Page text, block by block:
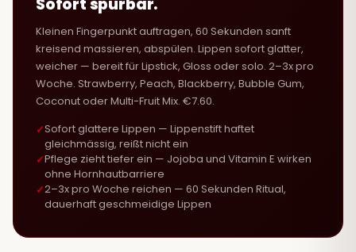
Sofort spürbar.
Kleinen Fingerpunkt auftragen, 60 Sekunden sanft
kreisend massieren, abspülen. Lippen sofort glatter,
weicher — bereit für Lipstick, Gloss oder solo. 2–3x pro
Woche. Strawberry, Peach, Blackberry, Bubble Gum,
Coconut oder Multi-Fruit Mix. €7.60.
Sofort glattere Lippen — Lippenstift haftet
gleichmässig, reißt nicht ein
Pflege zieht tiefer ein — Jojoba und Vitamin E wirken
ohne Hornhautbarriere
2–3x pro Woche reichen — 60 Sekunden Ritual,
dauerhaft geschmeidige Lippen